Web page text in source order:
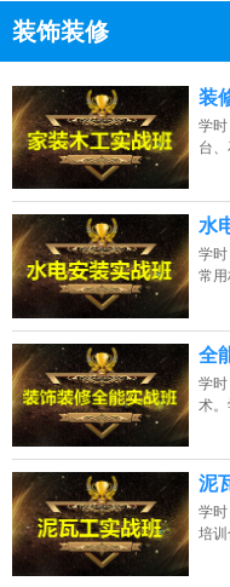
装饰装修
点击免费咨询电话：
装
学
台
水
学
常
全
学
术
泥
学
培